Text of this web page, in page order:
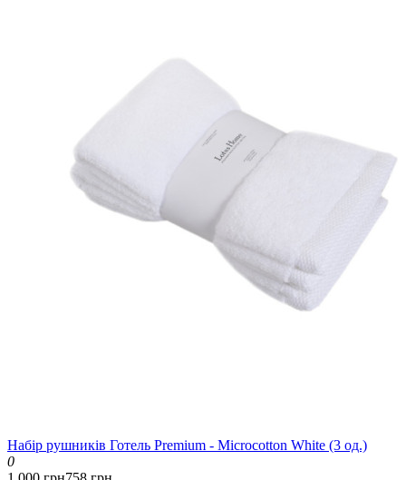
Набір рушників Готель Premium - Microcotton White (3 од.)
0